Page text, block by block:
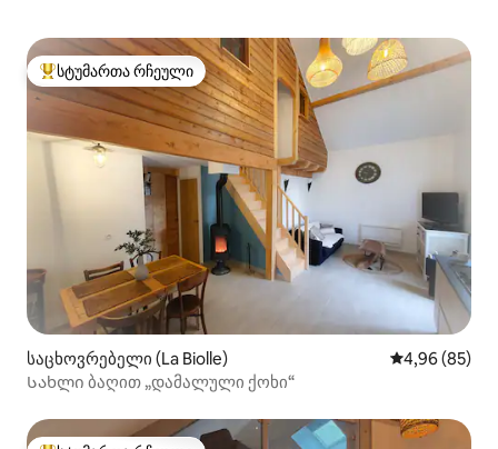
სტუმართა რჩეული მოწინავე ვარიანტი
სტუმართა რჩეული
საცხოვრებელი (La Biolle) საშუალო
4,96 (85)
Სახლი ბაღით „დამალული ქოხი“